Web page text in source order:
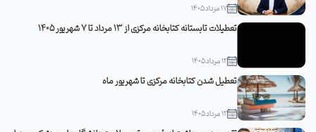
17 مرداد 1405
تعطیلات تابستانه کتابخانه مرکزی از 13 مرداد تا 7 شهریور 1405
12 مرداد 1405
تعطیل شدن کتابخانه مرکزی تا شهریور ماه
12 مرداد 1405